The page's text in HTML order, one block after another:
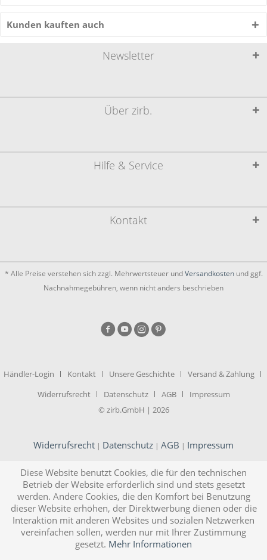
Kunden kauften auch
Kontakt
Hilfe & Service
Über zirb.
Newsletter
* Alle Preise verstehen sich zzgl. Mehrwertsteuer undVersandkostenund ggf.
Nachnahmegebühren, wenn nicht anders beschrieben
Händler-Login Kontakt Unsere Geschichte
Versand & Zahlung
Widerrufsrecht
Datenschutz AGB
Impressum
© zirb.GmbH | 2026
Widerrufsrecht | Datenschutz | AGB | Impressum
Diese Website benutzt Cookies, die für den technischen
Betrieb der Website erforderlich sind und stets gesetzt
werden. Andere Cookies, die den Komfort bei Benutzung
dieser Website erhöhen, der Direktwerbung dienen oder die
Interaktion mit anderen Websites und sozialen Netzwerken
vereinfachen sollen, werden nur mit Ihrer Zustimmung
gesetzt. Mehr Informationen